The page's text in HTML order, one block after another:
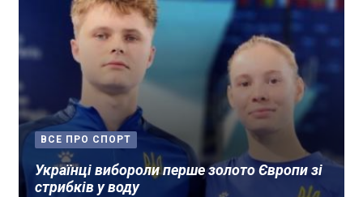
ВСЕ ПРО СПОРТ
Українці вибороли перше золото Європи зі
стрибків у воду